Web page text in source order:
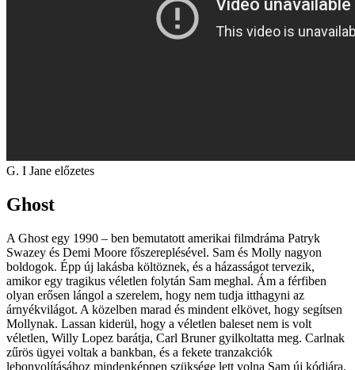
G. I Jane előzetes
Ghost
A Ghost egy 1990 – ben bemutatott amerikai filmdráma Patryk
Swazey és Demi Moore főszereplésével. Sam és Molly nagyon
boldogok. Épp új lakásba költöznek, és a házasságot tervezik,
amikor egy tragikus véletlen folytán Sam meghal. Ám a férfiben
olyan erősen lángol a szerelem, hogy nem tudja itthagyni az
árnyékvilágot. A közelben marad és mindent elkövet, hogy segítsen
Mollynak. Lassan kiderül, hogy a véletlen baleset nem is volt
véletlen, Willy Lopez barátja, Carl Bruner gyilkoltatta meg. Carlnak
zűrös ügyei voltak a bankban, és a fekete tranzakciók
lebonyolításához mindenképpen szüksége lett volna Sam új kódjára.